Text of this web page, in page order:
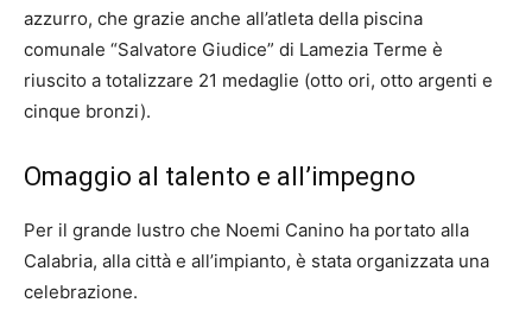
azzurro, che grazie anche all’atleta della piscina
comunale “Salvatore Giudice” di Lamezia Terme è
riuscito a totalizzare 21 medaglie (otto ori, otto argenti e
cinque bronzi).
Omaggio al talento e all’impegno
Per il grande lustro che Noemi Canino ha portato alla
Calabria, alla città e all’impianto, è stata organizzata una
celebrazione.